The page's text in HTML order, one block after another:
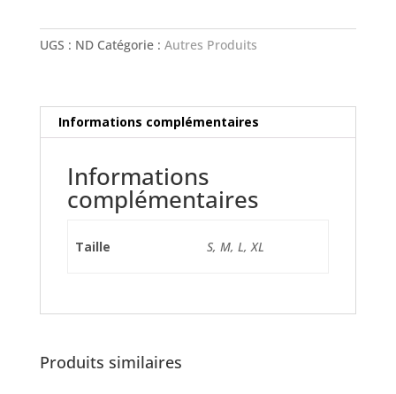
UGS : ND Catégorie : Autres Produits
Informations complémentaires
Informations
complémentaires
Taille S, M, L, XL
Produits similaires